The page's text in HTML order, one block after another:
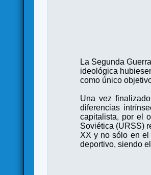
La Segunda
ideológica
como único
Una vez
diferencias
capitalista, por el
Soviética (URSS)
XX y no sólo en el
deportivo, siendo